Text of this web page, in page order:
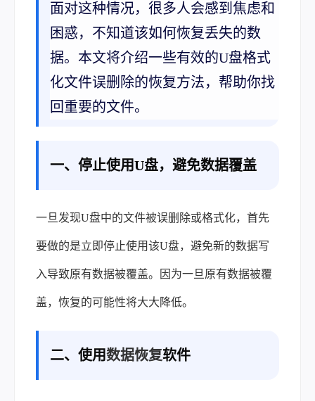
面对这种情况，很多人会感到焦虑和
困惑，不知道该如何恢复丢失的数
据。本文将介绍一些有效的U盘格式
化文件误删除的恢复方法，帮助你找
回重要的文件。
一、停止使用U盘，避免数据覆盖
一旦发现U盘中的文件被误删除或格式化，首先
要做的是立即停止使用该U盘，避免新的数据写
入导致原有数据被覆盖。因为一旦原有数据被覆
盖，恢复的可能性将大大降低。
二、使用数据恢复软件